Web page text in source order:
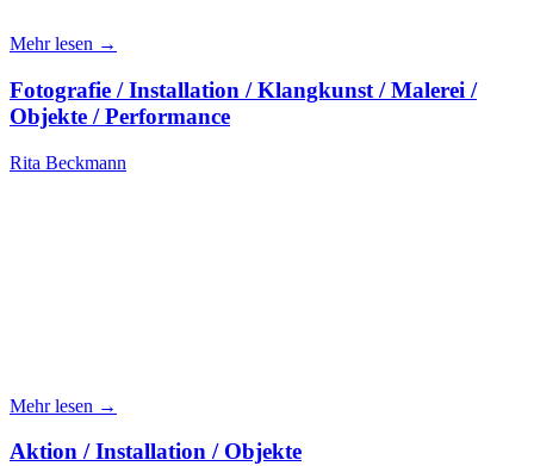
Mehr lesen →
Fotografie / Installation / Klangkunst / Malerei /
Objekte / Performance
Rita Beckmann
Mehr lesen →
Aktion / Installation / Objekte